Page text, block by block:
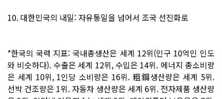
10. 대한민국의 내일: 자유통일을 넘어서 조국 선진화로
*한국의 국력 지표: 국내총생산은 세계 12위(인구 10억인 인도
와 비슷하다). 수출은 세계 12위, 수입은 14위. 에너지 총소비량
은 세계 10위, 1인당 소비량은 16위. 粗鋼생산량은 세계 5위.
선박 건조량은 1위. 자동차 생산량은 세계 6위. 전자제품 생산량